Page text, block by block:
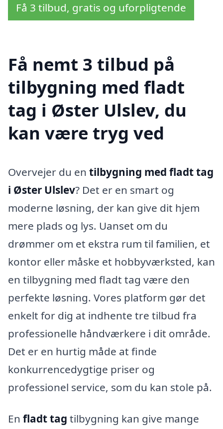
Få 3 tilbud, gratis og uforpligtende
Få nemt 3 tilbud på
tilbygning med fladt
tag i Øster Ulslev, du
kan være tryg ved
Overvejer du en tilbygning med fladt tag
i Øster Ulslev? Det er en smart og
moderne løsning, der kan give dit hjem
mere plads og lys. Uanset om du
drømmer om et ekstra rum til familien, et
kontor eller måske et hobbyværksted, kan
en tilbygning med fladt tag være den
perfekte løsning. Vores platform gør det
enkelt for dig at indhente tre tilbud fra
professionelle håndværkere i dit område.
Det er en hurtig måde at finde
konkurrencedygtige priser og
professionel service, som du kan stole på.
En fladt tag tilbygning kan give mange